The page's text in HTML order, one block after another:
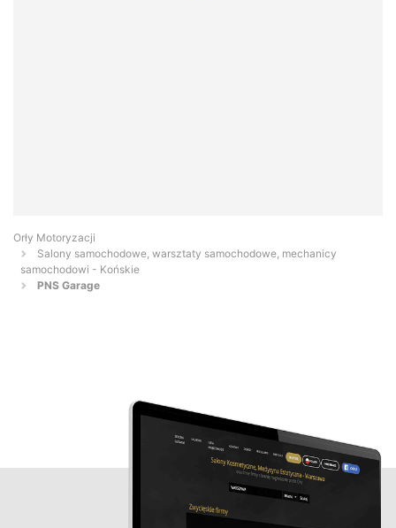
Orły Motoryzacji
Salony samochodowe, warsztaty samochodowe, mechanicy
samochodowi - Końskie
PNS Garage